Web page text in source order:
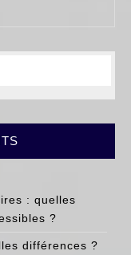
: quelles
?
différences ?